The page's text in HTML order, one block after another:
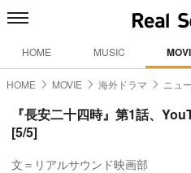
HOME MUSIC
HOME MOVIE 海外ドラマ ニュ
『長安二十四時』第1話、
[5/5]
文＝リアルサウンド映画部